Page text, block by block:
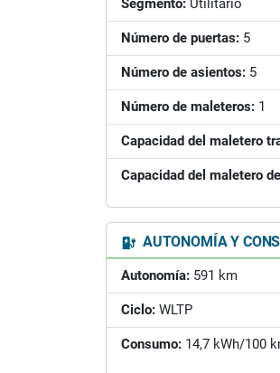
Segmento: Utilitario
Número de puertas: 5
Número de asientos: 5
Número de maleteros: 1
Capacidad del maletero
Capacidad del maletero
AUTONOMÍA Y
Autonomía: 591 km
Ciclo: WLTP
Consumo: 14,7 kWh/100